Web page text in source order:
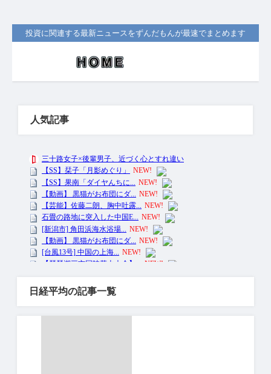
投資に関連する最新ニュースをずんだもんが最速でまとめます
人気記事
日経平均の記事一覧